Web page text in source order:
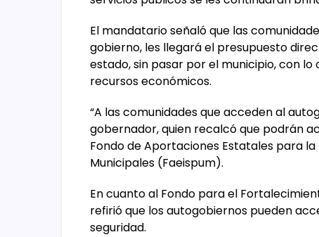
El mandatario señaló que las
gobierno, les llegará el presupuesto
estado, sin pasar por el municipio, con
recursos económicos.
“A las comunidades que acceden al
gobernador, quien recalcó que podrán
Fondo de Aportaciones Estatales para
Municipales (Faeispum).
En cuanto al Fondo para el
refirió que los autogobiernos pueden
seguridad.